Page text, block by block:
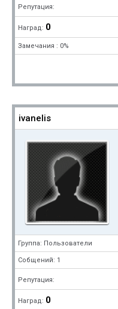
Репутация:
Наград: 0
Замечания : 0%
ivanelis
Группа: Пользователи
Собщений: 1
Репутация:
Наград: 0